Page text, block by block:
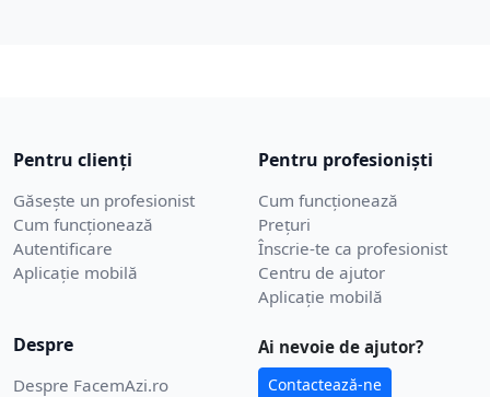
Pentru clienți
Găsește un profesionist
Cum funcționează
Autentificare
Aplicație mobilă
Pentru profesioniști
Cum funcționează
Prețuri
Înscrie-te ca profesionist
Centru de ajutor
Aplicație mobilă
Despre
Despre FacemAzi.ro
Ai nevoie de ajutor?
Contactează-ne